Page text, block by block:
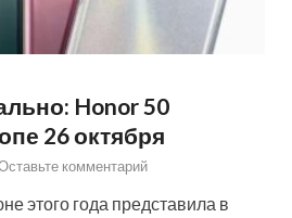
Honor 50
26 октября
комментарий
этого года представила в